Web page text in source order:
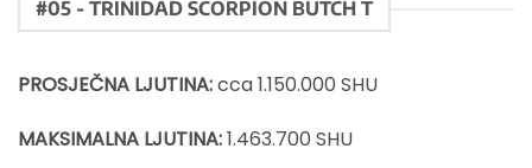
#05 - TRINIDAD SCORPION BUTCH T
PROSJEČNA LJUTINA:cca 1.150.000 SHU
MAKSIMALNA LJUTINA:1.463.700 SHU